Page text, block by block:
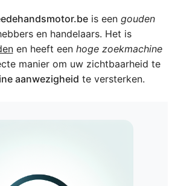
is een gouden
en handelaars. Het is
en heeft een hoge zoekmachine
manier om uw zichtbaarheid te
aanwezigheid te versterken.